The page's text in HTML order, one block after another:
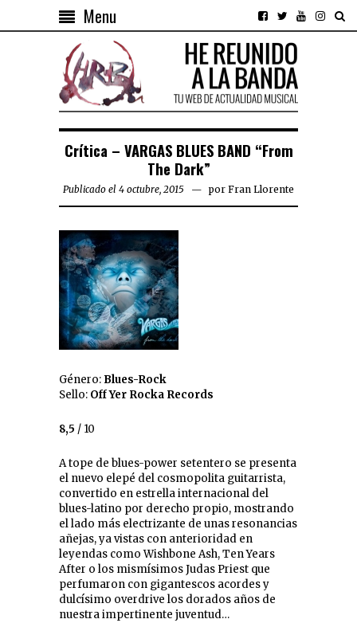
Menu
Crítica – VARGAS BLUES BAND “From
The Dark”
Publicado el 4 octubre, 2015 por Fran Llorente
Género: Blues-Rock
Sello: Off Yer Rocka Records
8,5 / 10
A tope de blues-power setentero se presenta
el nuevo elepé del cosmopolita guitarrista,
convertido en estrella internacional del
blues-latino por derecho propio, mostrando
el lado más electrizante de unas resonancias
añejas, ya vistas con anterioridad en
leyendas como Wishbone Ash, Ten Years
After o los mismísimos Judas Priest que
perfumaron con gigantescos acordes y
dulcísimo overdrive los dorados años de
nuestra impertinente juventud…